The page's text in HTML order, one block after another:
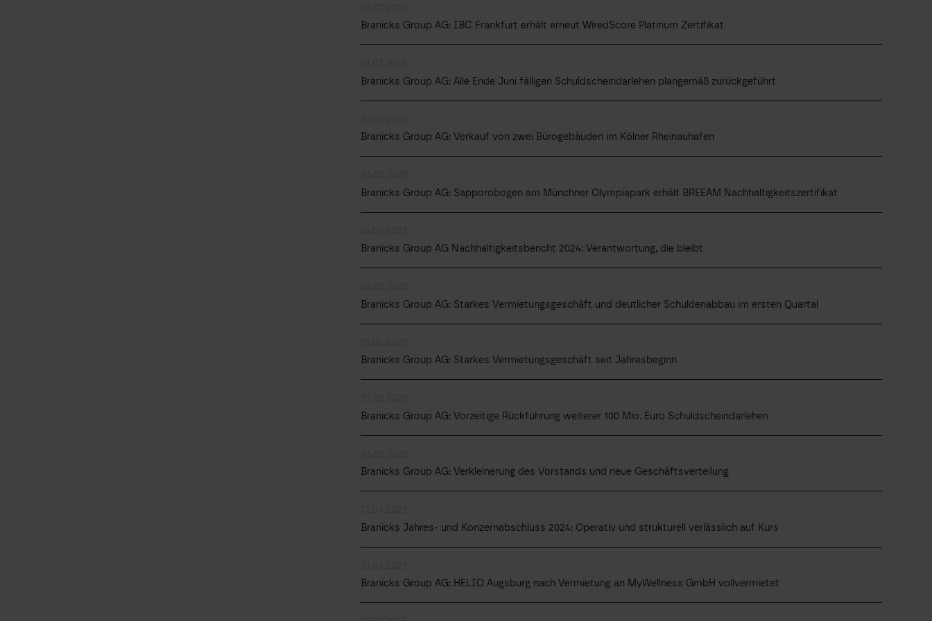
Branicks Group AG: IBC Frankfurt erhält erneut WiredScore Platinum Zertifikat
Branicks Group AG: Alle Ende Juni fälligen Schuldscheindarlehen plangemäß zurückgeführt
Branicks Group AG: Verkauf von zwei Bürogebäuden im Kölner Rheinauhafen
Branicks Group AG: Sapporobogen am Münchner Olympiapark erhält BREEAM Nachhaltigkeitszertifikat
Branicks Group AG Nachhaltigkeitsbericht 2024: Verantwortung, die bleibt
Branicks Group AG: Starkes Vermietungsgeschäft und deutlicher Schuldenabbau im ersten Quartal
Branicks Group AG: Starkes Vermietungsgeschäft seit Jahresbeginn
Branicks Group AG: Vorzeitige Rückführung weiterer 100 Mio. Euro Schuldscheindarlehen
Branicks Group AG: Verkleinerung des Vorstands und neue Geschäftsverteilung
Branicks Jahres- und Konzernabschluss 2024: Operativ und strukturell verlässlich auf Kurs
Branicks Group AG: HELIO Augsburg nach Vermietung an MyWellness GmbH vollvermietet